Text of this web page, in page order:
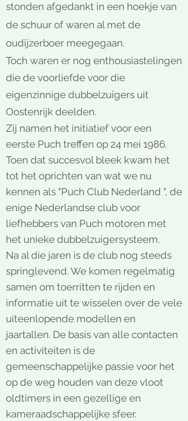
stonden afgedankt in een hoekje van
de schuur of waren al met de
oudijzerboer meegegaan.
Toch waren er nog enthousiastelingen
die de voorliefde voor die
eigenzinnige dubbelzuigers uit
Oostenrijk deelden.
Zij namen het initiatief voor een
eerste Puch treffen op 24 mei 1986.
Toen dat succesvol bleek kwam het
tot het oprichten van wat we nu
kennen als "Puch Club Nederland ", de
enige Nederlandse club voor
liefhebbers van Puch motoren met
het unieke dubbelzuigersysteem.
Na al die jaren is de club nog steeds
springlevend. We komen regelmatig
samen om toerritten te rijden en
informatie uit te wisselen over de vele
uiteenlopende modellen en
jaartallen. De basis van alle contacten
en activiteiten is de
gemeenschappelijke passie voor het
op de weg houden van deze vloot
oldtimers in een gezellige en
kameraadschappelijke sfeer.